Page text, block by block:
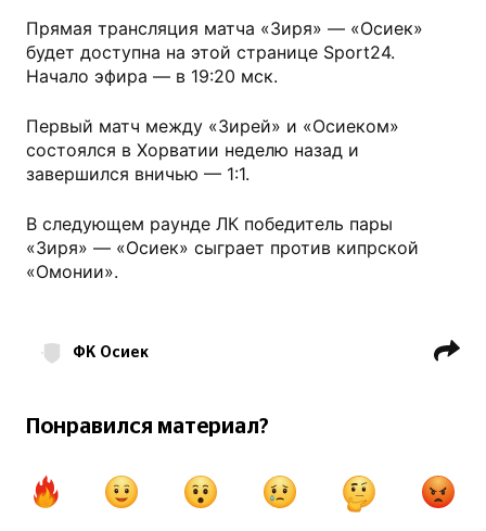
Прямая трансляция матча «Зиря» — «Осиек»
будет доступна на этой странице Sport24.
Начало эфира — в 19:20 мск.
Первый матч между «Зирей» и «Осиеком»
состоялся в Хорватии неделю назад и
завершился вничью — 1:1.
В следующем раунде ЛК победитель пары
«Зиря» — «Осиек» сыграет против кипрской
«Омонии».
ФК Осиек
Футбольные трансляции
Понравился материал?